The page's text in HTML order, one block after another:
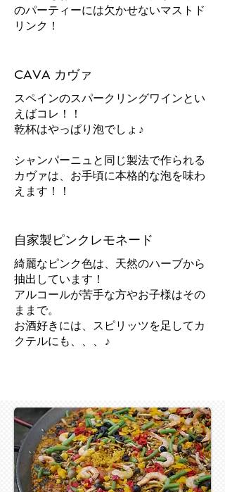
のパーティーには欠かせないマストド
リンク！
CAVA カヴァ
スペインのスパークリングワインとい
えばコレ！！
乾杯はやっぱり泡でしょ♪
シャンパーニュと同じ製法で作られる
カヴァは、お手頃に本格的な泡を味わ
えます！！
自家製ピンクレモネード
綺麗なピンク色は、天然のハーブから
抽出しています！
アルコールが苦手な方やお子様はその
ままで。
お酒好きには、スピリッツを足してカ
クテルにも、、、♪